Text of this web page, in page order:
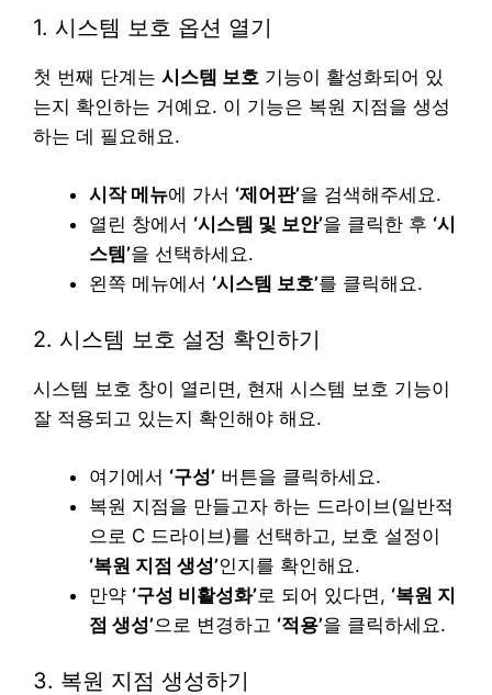
1. 시스템 보호 옵션 열기
첫 번째 단계는 시스템 보호 기능이 활성화되어 있
는지 확인하는 거예요. 이 기능은 복원 지점을 생성
하는 데 필요해요.
시작 메뉴에 가서 ‘제어판’을 검색해주세요.
열린 창에서 ‘시스템 및 보안’을 클릭한 후 ‘시
스템’을 선택하세요.
왼쪽 메뉴에서 ‘시스템 보호’를 클릭해요.
2. 시스템 보호 설정 확인하기
시스템 보호 창이 열리면, 현재 시스템 보호 기능이
잘 적용되고 있는지 확인해야 해요.
여기에서 ‘구성’ 버튼을 클릭하세요.
복원 지점을 만들고자 하는 드라이브(일반적
으로 C 드라이브)를 선택하고, 보호 설정이
‘복원 지점 생성’인지를 확인해요.
만약 ‘구성 비활성화’로 되어 있다면, ‘복원 지
점 생성’으로 변경하고 ‘적용’을 클릭하세요.
3. 복원 지점 생성하기